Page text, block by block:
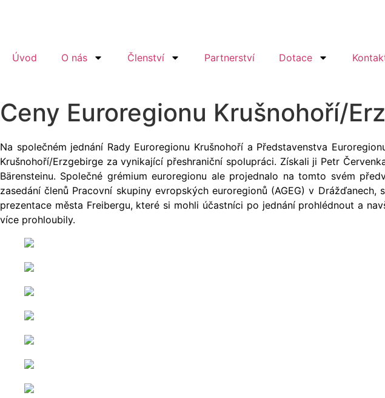
Úvod O nás Členství Partnerství Dotace
Ceny Euroregionu Krušnohoří/
Na společném jednání Rady Euroregionu Krušnohoří a Představenstva
Krušnohoří/Erzgebirge za vynikající přeshraniční spolupráci. Získali ji Petr
Bärensteinu. Společné grémium euroregionu ale projednalo na tomto svém
zasedání členů Pracovní skupiny evropských euroregionů (AGEG) v
prezentace města Freibergu, které si mohli účastníci po jednání prohlédnout a
více prohloubily.